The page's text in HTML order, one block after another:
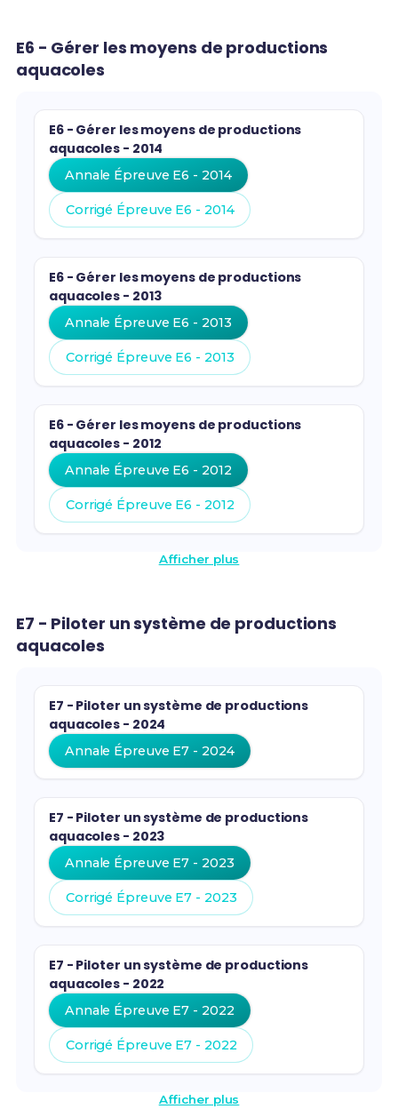
E6 - Gérer les moyens de productions
aquacoles
E6 - Gérer les moyens de productions
aquacoles - 2014
Annale Épreuve E6 - 2014
Corrigé Épreuve E6 - 2014
E6 - Gérer les moyens de productions
aquacoles - 2013
Annale Épreuve E6 - 2013
Corrigé Épreuve E6 - 2013
E6 - Gérer les moyens de productions
aquacoles - 2012
Annale Épreuve E6 - 2012
Corrigé Épreuve E6 - 2012
Afficher plus
E7 - Piloter un système de productions
aquacoles
E7 - Piloter un système de productions
aquacoles - 2024
Annale Épreuve E7 - 2024
E7 - Piloter un système de productions
aquacoles - 2023
Annale Épreuve E7 - 2023
Corrigé Épreuve E7 - 2023
E7 - Piloter un système de productions
aquacoles - 2022
Annale Épreuve E7 - 2022
Corrigé Épreuve E7 - 2022
Afficher plus